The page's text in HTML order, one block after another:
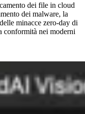
dei file in cloud
dei malware, la
minacce zero-day di
nei moderni